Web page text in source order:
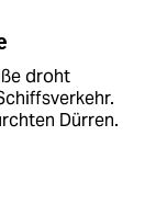
droht
Dürren.